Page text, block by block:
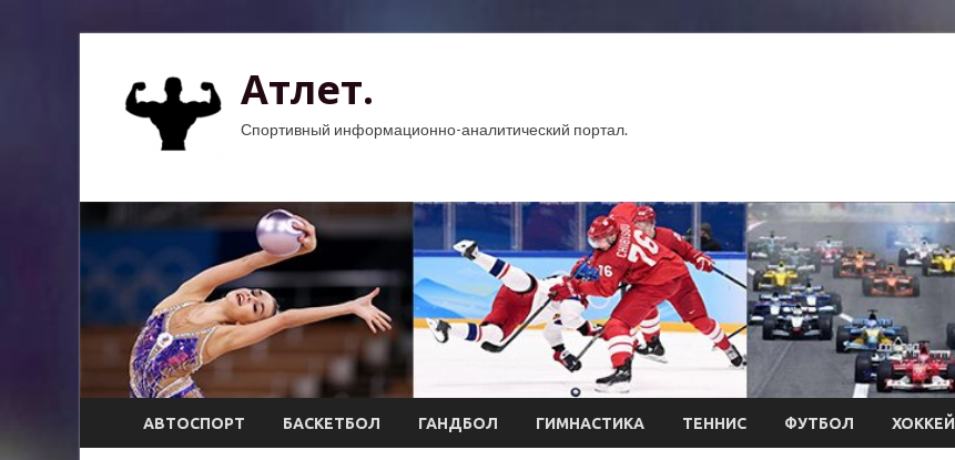
Атлет.
Спортивный информационно-аналитический портал.
АВТОСПОРТ БАСКЕТБОЛ ГАНДБОЛ ГИМНАСТИКА ТЕННИС ФУТБОЛ ХОККЕЙ